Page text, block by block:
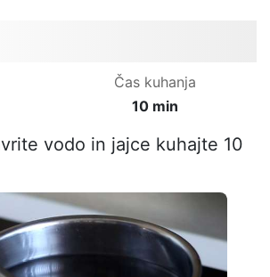
Čas kuhanja
10 min
vodo in jajce kuhajte 10